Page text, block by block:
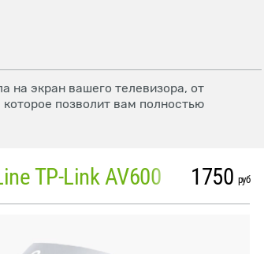
на экран вашего телевизора, от
позволит вам полностью
TP-Link AV600 1750 руб